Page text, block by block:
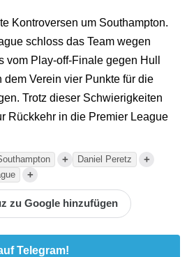
Kontroversen um Southampton.
schloss das Team wegen
Play-off-Finale gegen Hull
Verein vier Punkte für die
Trotz dieser Schwierigkeiten
Rückkehr in die Premier League
+ Daniel Peretz +
+
zu Google hinzufügen
Telegram!